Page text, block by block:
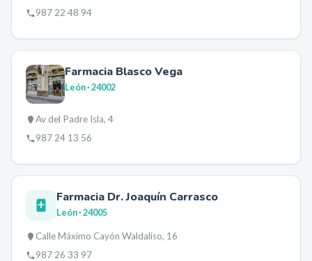
987 22 48 94
Farmacia Blasco Vega
León· 24002
Av del Padre Isla, 4
987 24 13 56
Farmacia Dr. Joaquín Carrasco
León· 24005
Calle Máximo Cayón Waldaliso, 16
987 26 33 97